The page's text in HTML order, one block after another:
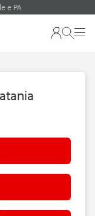
e PA